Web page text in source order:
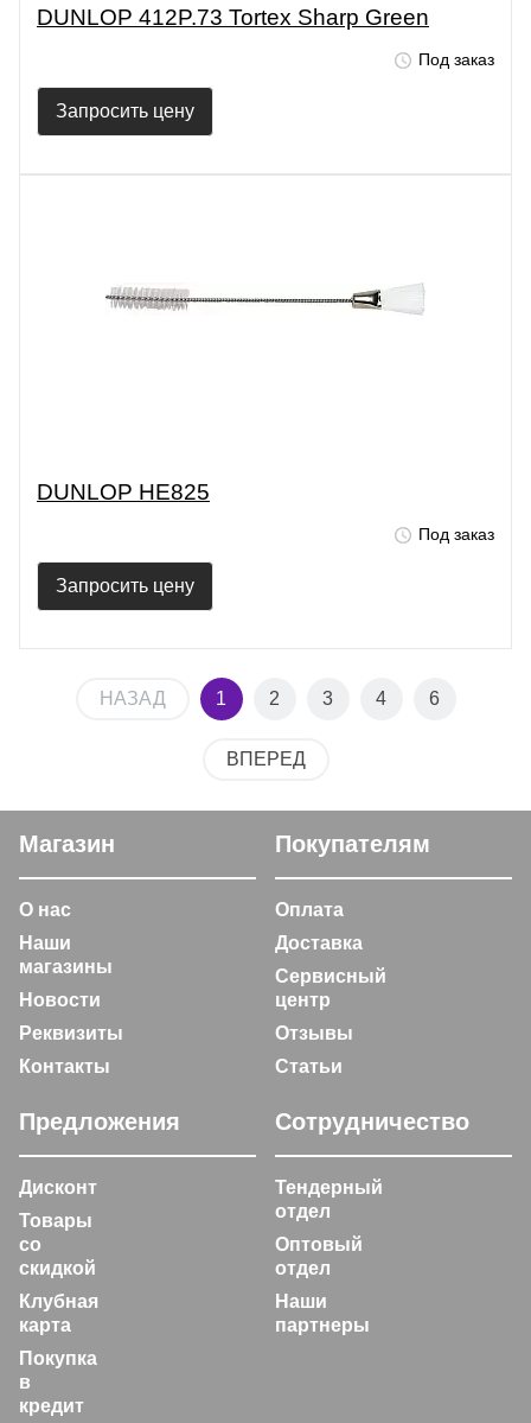
DUNLOP 412P.73 Tortex Sharp Green
Под заказ
Запросить цену
DUNLOP HE825
Под заказ
Запросить цену
НАЗАД 1 2 3 4 6
ВПЕРЕД
Магазин
О нас
Наши
магазины
Новости
Реквизиты
Контакты
Покупателям
Оплата
Доставка
Сервисный
центр
Отзывы
Статьи
Предложения
Дисконт
Товары
со
скидкой
Клубная
карта
Покупка
в
кредит
Сотрудничество
Тендерный
отдел
Оптовый
отдел
Наши
партнеры